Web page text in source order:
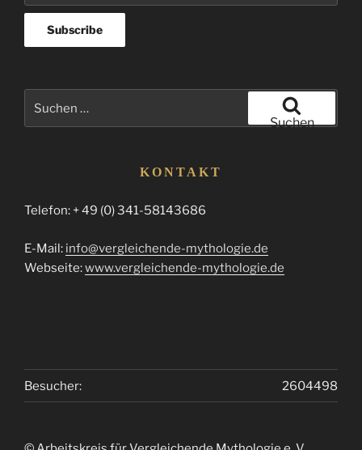
Suchen
KONTAKT
Telefon: + 49 (0) 341-58143686
E-Mail: info@vergleichende-mythologie.de
Webseite:www.vergleichende-mythologie.de
2604498
Besucher: